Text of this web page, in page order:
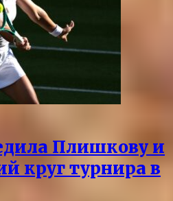
Плишкову и
круг турнира в